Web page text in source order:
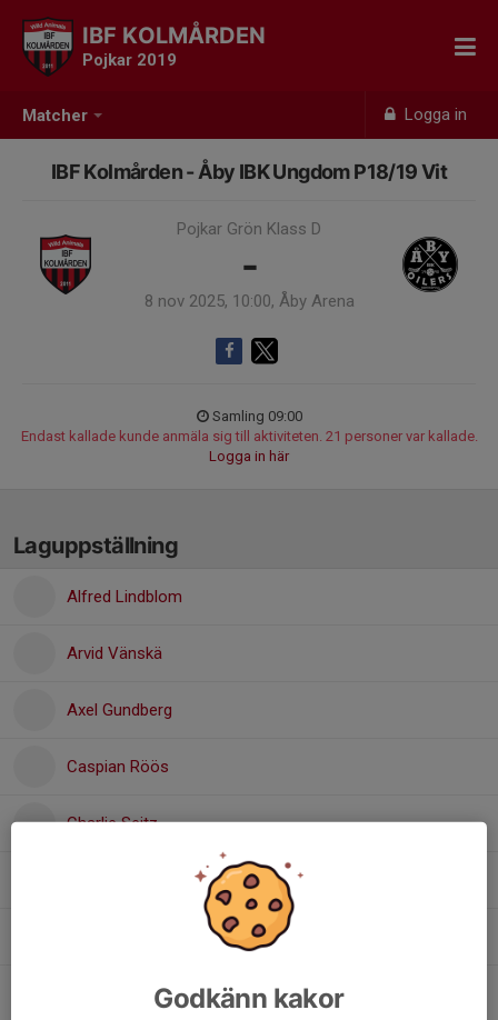
Matcher Logga in
IBF KOLMÅRDEN
Pojkar 2019
IBF Kolmården - Åby IBK Ungdom P18/19 Vit
Pojkar Grön Klass D
-
8 nov 2025, 10:00, Åby Arena
Samling 09:00
Endast kallade kunde anmäla sig till aktiviteten. 21 personer var kallade.
Logga in här
Laguppställning
Alfred Lindblom
Arvid Vänskä
Axel Gundberg
Caspian Röös
Charlie Seitz
Corneleus Östrand
Godkänn kakor